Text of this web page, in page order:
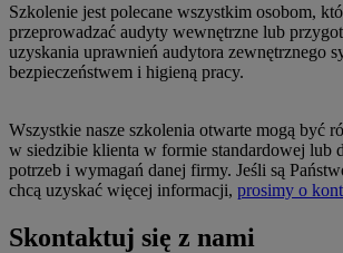
Szkolenie jest polecane wszystkim osobom,
przeprowadzać audyty wewnętrzne lub
uzyskania uprawnień audytora zewnętrznego
bezpieczeństwem i higieną pracy.
Wszystkie nasze szkolenia otwarte mogą być
w siedzibie klienta w formie standardowej lub
potrzeb i wymagań danej firmy. Jeśli są
chcą uzyskać więcej informacji, prosimy o
Skontaktuj się z nami